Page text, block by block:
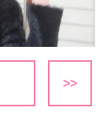
>>